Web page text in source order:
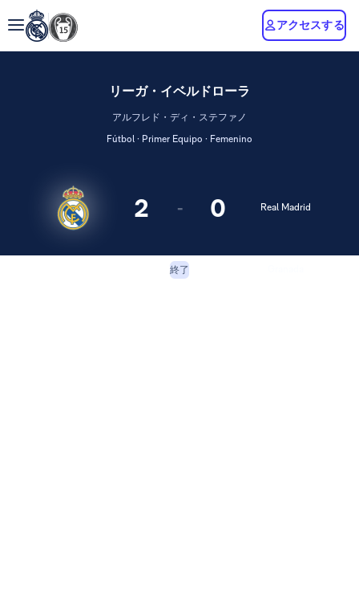
アクセスする
リーガ・イベルドローラ
アルフレド・ディ・ステファノ
Fútbol · Primer Equipo · Femenino
2 - 0 Real Madrid
終了